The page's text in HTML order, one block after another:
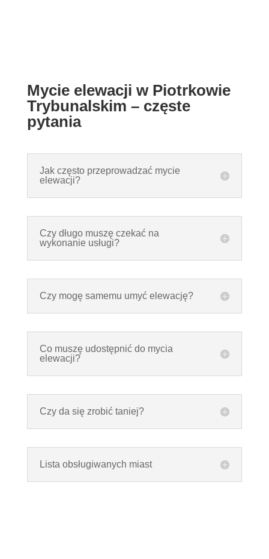
Mycie elewacji w Piotrkowie
Trybunalskim – częste
pytania
Jak często przeprowadzać mycie
elewacji?
Czy długo muszę czekać na
wykonanie usługi?
Czy mogę samemu umyć elewację?
Co muszę udostępnić do mycia
elewacji?
Czy da się zrobić taniej?
Lista obsługiwanych miast